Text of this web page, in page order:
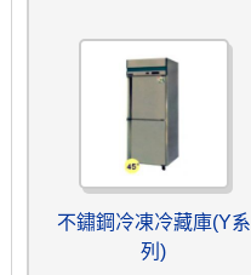
不鏽鋼冷凍冷藏庫(Y系
列)